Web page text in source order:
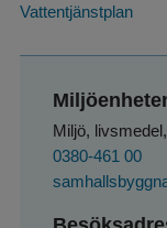
Vattentjänstplan
Miljö,
0380-461 00